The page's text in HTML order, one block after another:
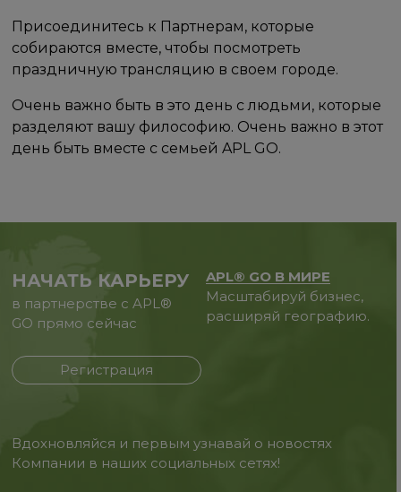
Присоединитесь к Партнерам, которые
собираются вместе, чтобы посмотреть
праздничную трансляцию в своем городе.
Очень важно быть в это день с людьми, которые
разделяют вашу философию. Очень важно в этот
день быть вместе с семьей APL GO.
НАЧАТЬ КАРЬЕРУ
в партнерстве с APL®
GO прямо сейчас
Регистрация
APL® GO В МИРЕ
Масштабируй бизнес,
расширяй географию.
Вдохновляйся и первым узнавай о новостях
Компании в наших социальных сетях!